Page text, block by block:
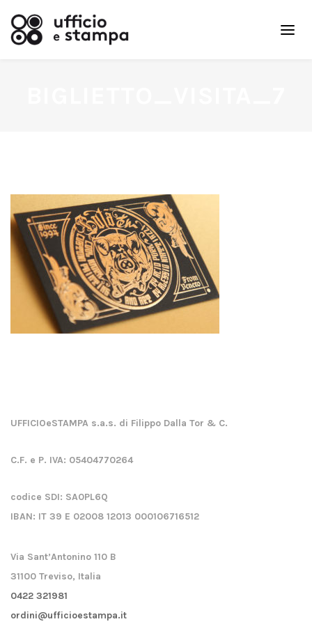
UFFICIOeSTAMPA s.a.s. di Filippo Dalla Tor & C.
C.F. e P. IVA: 05404770264
codice SDI: SA0PL6Q
IBAN: IT 39 E 02008 12013 000106716512
Via Sant’Antonino 110 B
31100 Treviso, Italia
0422 321981
ordini@ufficioestampa.it